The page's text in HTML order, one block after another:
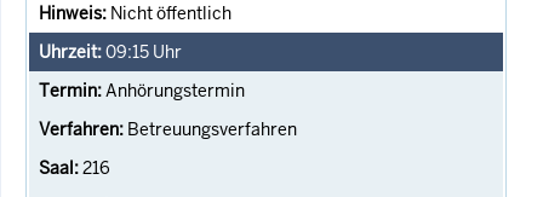
Nicht öffentlich
09:15 Uhr
Anhörungstermin
Betreuungsverfahren
216